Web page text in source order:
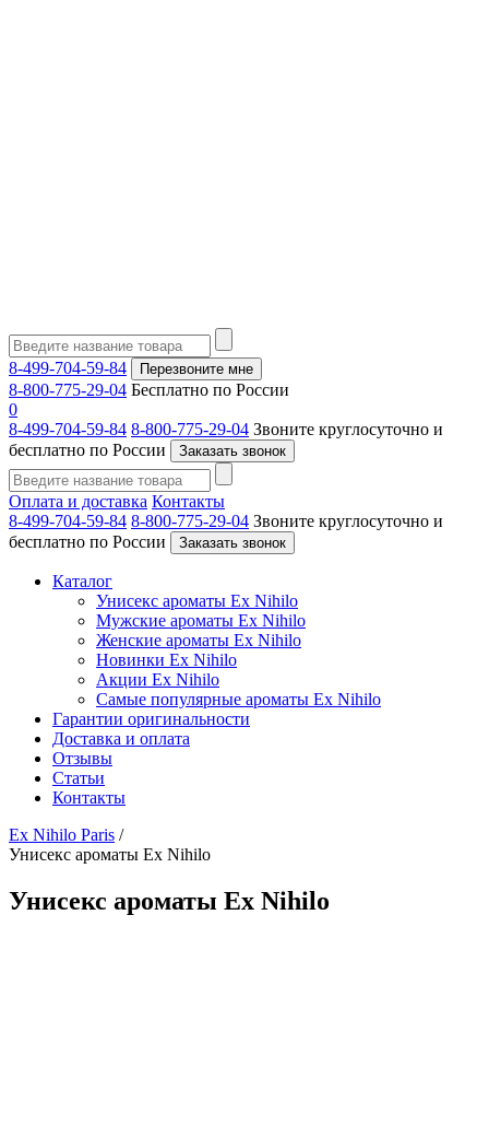
8-499-704-59-84 Перезвоните мне
8-800-775-29-04 Бесплатно по России
0
8-499-704-59-84 8-800-775-29-04 Звоните круглосуточно и
бесплатно по России
Заказать звонок
Оплата и доставка Контакты
8-499-704-59-84 8-800-775-29-04 Звоните круглосуточно и
бесплатно по России
Заказать звонок
Каталог
Унисекс ароматы Ex Nihilo
Мужские ароматы Ex Nihilo
Женские ароматы Ex Nihilo
Новинки Ex Nihilo
Акции Ex Nihilo
Самые популярные ароматы Ex Nihilo
Гарантии оригинальности
Доставка и оплата
Отзывы
Статьи
Контакты
Ex Nihilo Paris /
Унисекс ароматы Ex Nihilo
Унисекс ароматы Ex Nihilo